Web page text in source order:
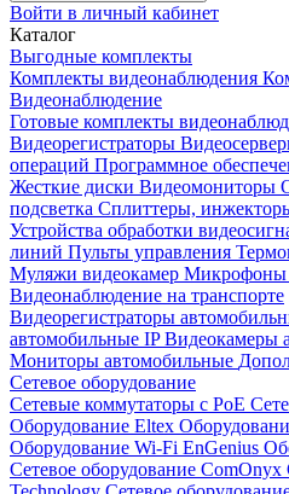
Войти в личный кабинет
Каталог
Выгодные комплекты
Комплекты видеонаблюдения
Видеонаблюдение
Готовые комплекты
Видеорегистраторы
операций Программное
Жесткие диски Видеомониторы
подсветка Сплиттеры,
Устройства обработки
линий Пульты управления
Муляжи видеокамер Микрофоны
Видеонаблюдение на транспорте
Видеорегистраторы
автомобильные IPВидеокамеры
Мониторы автомобильные
Сетевое оборудование
Сетевые коммутаторы с РоЕ
Оборудование Eltex
Оборудование Wi-Fi EnGenius
Сетевое оборудование ComOnyx